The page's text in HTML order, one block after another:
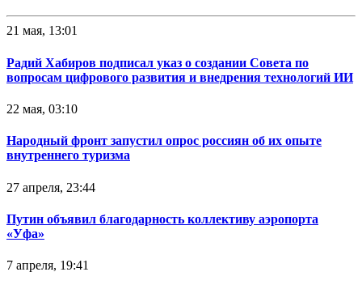
21 мая, 13:01
Радий Хабиров подписал указ о создании Совета по
вопросам цифрового развития и внедрения технологий ИИ
22 мая, 03:10
Народный фронт запустил опрос россиян об их опыте
внутреннего туризма
27 апреля, 23:44
Путин объявил благодарность коллективу аэропорта
«Уфа»
7 апреля, 19:41